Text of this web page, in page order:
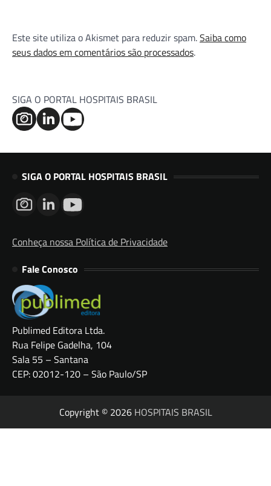
Este site utiliza o Akismet para reduzir spam.Saiba como
seus dados em comentários são processados.
SIGA O PORTAL HOSPITAIS BRASIL
SIGA O PORTAL HOSPITAIS BRASIL
Conheça nossa Política de Privacidade
Fale Conosco
Publimed Editora Ltda.
Rua Felipe Gadelha, 104
Sala 55 – Santana
CEP: 02012-120 – São Paulo/SP
Copyright © 2026 HOSPITAIS BRASIL